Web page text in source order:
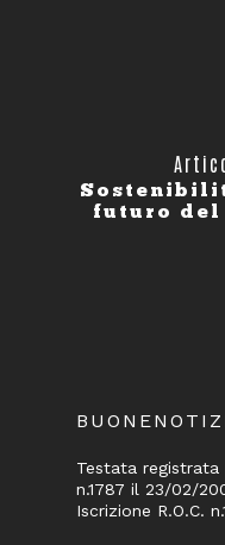
futuro del
Testata
n.1787 il 23/02/
Iscrizione R.O.C.